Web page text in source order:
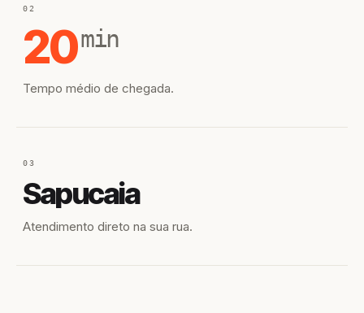
02
20min
Tempo médio de chegada.
03
Sapucaia
Atendimento direto na sua rua.